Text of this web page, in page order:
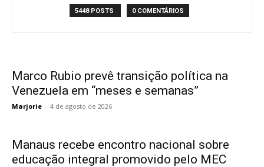
5448 POSTS 0 COMENTÁRIOS
Marco Rubio prevê transição política na
Venezuela em “meses e semanas”
Marjorie - 4 de agosto de 2026
Manaus recebe encontro nacional sobre
educação integral promovido pelo MEC